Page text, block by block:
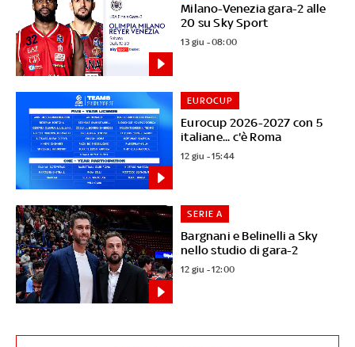
Milano-Venezia gara-2 alle
20 su Sky Sport
13 giu - 08:00
Eurocup 2026-2027 con 5
italiane... c'è Roma
EUROCUP
12 giu - 15:44
Bargnani e Belinelli a Sky
nello studio di gara-2
SERIE A
12 giu - 12:00